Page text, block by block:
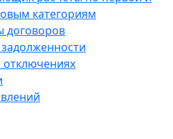
категориям
договоров